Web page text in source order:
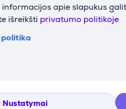
apie slapukus
išreikšti privatumo politikoje
politika
Nustatymai2026-04-09 01:00